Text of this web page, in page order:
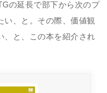
の延長で部下から次のプ
い、と。その際、価値観
、と、この本を紹介され